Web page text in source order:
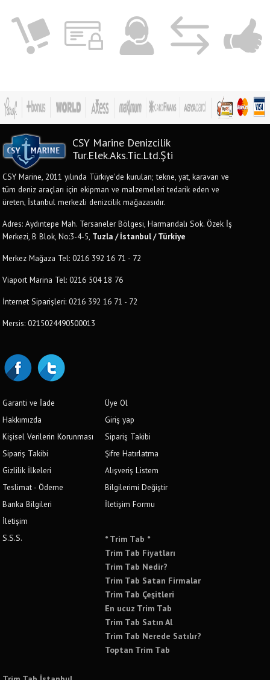
CSY Marine Denizcilik
Tur.Elek.Aks.Tic.Ltd.Şti
CSY Marine, 2011 yılında Türkiye'de kurulan; tekne, yat, karavan ve
tüm deniz araçları için ekipman ve malzemeleri tedarik eden ve
üreten, İstanbul merkezli denizcilik mağazasıdır.
Adres: Aydıntepe Mah. Tersaneler Bölgesi, Harmandalı Sok. Özek İş
Merkezi, B Blok, No:3-4-5, Tuzla / İstanbul / Türkiye
Merkez Mağaza Tel: 0216 392 16 71 - 72
Viaport Marina Tel: 0216 504 18 76
İnternet Siparişleri: 0216 392 16 71 - 72
Mersis: 0215024490500013
Garanti ve İade
Hakkımızda
Kişisel Verilerin Korunması
Sipariş Takibi
Gizlilik İlkeleri
Teslimat - Ödeme
Banka Bilgileri
İletişim
S.S.S.
Üye Ol
Giriş yap
Sipariş Takibi
Şifre Hatırlatma
Alışveriş Listem
Bilgilerimi Değiştir
İletişim Formu
* Trim Tab *
Trim Tab Fiyatları
Trim Tab Nedir?
Trim Tab Satan Firmalar
Trim Tab Çeşitleri
En ucuz Trim Tab
Trim Tab Satın Al
Trim Tab Nerede Satılır?
Toptan Trim Tab